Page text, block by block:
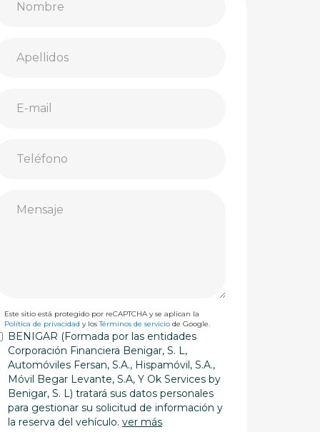
Este sitio está protegido por reCAPTCHA y se aplican la
Política de privacidad y losTérminos de servicio de Google.
BENIGAR (Formada por las entidades
Corporación Financiera Benigar, S. L,
Automóviles Fersan, S.A., Hispamóvil, S.A.,
Móvil Begar Levante, S.A, Y Ok Services by
Benigar, S. L) tratará sus datos personales
para gestionar su solicitud de información y
la reserva del vehículo. ver más